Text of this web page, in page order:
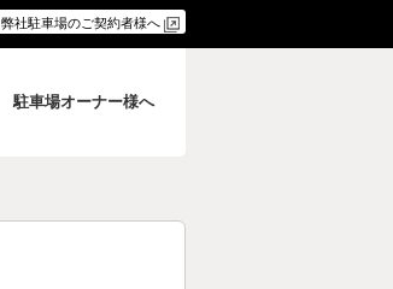
弊社駐車場のご契約者様へ
駐車場オーナー様へ